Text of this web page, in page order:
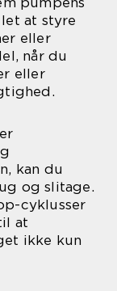
at styre
eller
når du
eller
kan du
og slitage.
cyklusser
at
ikke kun